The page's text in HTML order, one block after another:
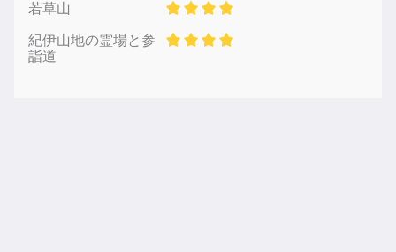
若草山
紀伊山地の霊場と参
詣道